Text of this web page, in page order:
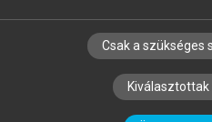
SZERZŐKNEK CÉGEKNEK
SZERKESZTÉSI ÉS
Csak a szükséges